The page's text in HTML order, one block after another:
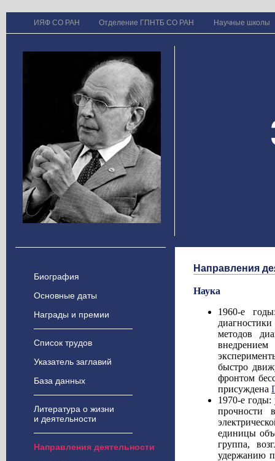
ИЯФ СО РАН Отделение ГПНТБ СО РАН Научные школы
Биография
Основные даты
Награды и премии
Список трудов
Указатель заглавий
База данных
Литература о жизни
и деятельности
Направления деятельности
Направления
Наука
1960-е
методов
быстро
фронтом
присуждена
1970-е годы:
прочности
единицы
группа,
удержанию